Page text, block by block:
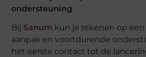
ondersteuning
Bij Sanum kun je rekenen op
aanpak en voortdurende
het eerste contact tot de